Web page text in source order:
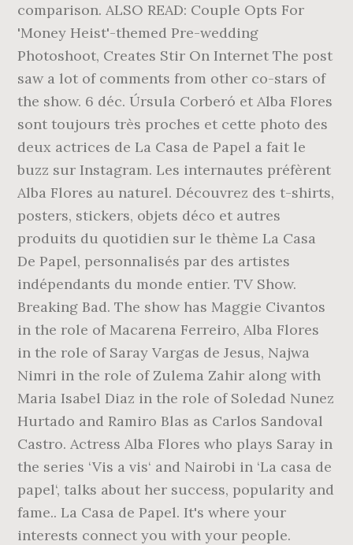
comparison. ALSO READ: Couple Opts For
'Money Heist'-themed Pre-wedding
Photoshoot, Creates Stir On Internet The post
saw a lot of comments from other co-stars of
the show. 6 déc. Úrsula Corberó et Alba Flores
sont toujours très proches et cette photo des
deux actrices de La Casa de Papel a fait le
buzz sur Instagram. Les internautes préfèrent
Alba Flores au naturel. Découvrez des t-shirts,
posters, stickers, objets déco et autres
produits du quotidien sur le thème La Casa
De Papel, personnalisés par des artistes
indépendants du monde entier. TV Show.
Breaking Bad. The show has Maggie Civantos
in the role of Macarena Ferreiro, Alba Flores
in the role of Saray Vargas de Jesus, Najwa
Nimri in the role of Zulema Zahir along with
Maria Isabel Diaz in the role of Soledad Nunez
Hurtado and Ramiro Blas as Carlos Sandoval
Castro. Actress Alba Flores who plays Saray in
the series ‘Vis a vis‘ and Nairobi in ‘La casa de
papel‘, talks about her success, popularity and
fame.. La Casa de Papel. It's where your
interests connect you with your people.